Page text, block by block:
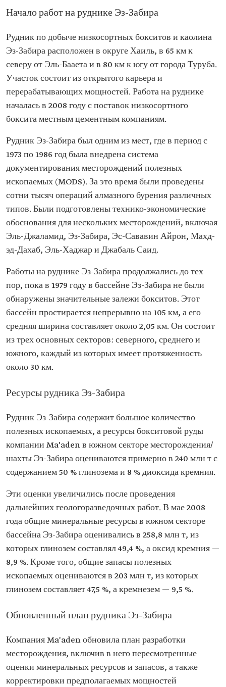
Начало работ на руднике Эз-Забира
Рудник по добыче низкосортных бокситов и каолина
Эз-Забира расположен в округе Хаиль, в 65 км к
северу от Эль-Бааета и в 80 км к югу от города Туруба.
Участок состоит из открытого карьера и
перерабатывающих мощностей. Работа на руднике
началась в 2008 году с поставок низкосортного
боксита местным цементным компаниям.
Рудник Эз-Забира был одним из мест, где в период с
1973 по 1986 год была внедрена система
документирования месторождений полезных
ископаемых (MODS). За это время были проведены
сотни тысяч операций алмазного бурения различных
типов. Были подготовлены технико-экономические
обоснования для нескольких месторождений, включая
Эль-Джаламид, Эз-Забира, Эс-Сававин Айрон, Махд-
эд-Дахаб, Эль-Хаджар и Джабаль Саид.
Работы на руднике Эз-Забира продолжались до тех
пор, пока в 1979 году в бассейне Эз-Забира не были
обнаружены значительные залежи бокситов. Этот
бассейн простирается непрерывно на 105 км, а его
средняя ширина составляет около 2,05 км. Он состоит
из трех основных секторов: северного, среднего и
южного, каждый из которых имеет протяженность
около 30 км.
Ресурсы рудника Эз-Забира
Рудник Эз-Забира содержит большое количество
полезных ископаемых, а ресурсы бокситовой руды
компании Ma'aden в южном секторе месторождения/
шахты Эз-Забира оцениваются примерно в 240 млн т с
содержанием 50 % глинозема и 8 % диоксида кремния.
Эти оценки увеличились после проведения
дальнейших геологоразведочных работ. В мае 2008
года общие минеральные ресурсы в южном секторе
бассейна Эз-Забира оценивались в 258,8 млн т, из
которых глинозем составлял 49,4 %, а оксид кремния —
8,9 %. Кроме того, общие запасы полезных
ископаемых оцениваются в 203 млн т, из которых
глинозем составляет 47,5 %, а кремнезем — 9,5 %.
Обновленный план рудника Эз-Забира
Компания Ma'aden обновила план разработки
месторождения, включив в него пересмотренные
оценки минеральных ресурсов и запасов, а также
корректировки предполагаемых мощностей